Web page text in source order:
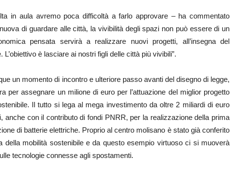
in aula avremo poca difficoltà a farlo approvare – ha commentato
di guardare alle città, la vivibilità degli spazi non può essere di un
pensata servirà a realizzare nuovi progetti, all’insegna del
è lasciare ai nostri figli delle città più vivibili”.
un momento di incontro e ulteriore passo avanti del disegno di legge,
per assegnare un milione di euro per l’attuazione del miglior progetto
Il tutto si lega al mega investimento da oltre 2 miliardi di euro
anche con il contributo di fondi PNRR, per la realizzazione della prima
di batterie elettriche. Proprio al centro molisano è stato già conferito
della mobilità sostenibile e da questo esempio virtuoso ci si muoverà
tecnologie connesse agli spostamenti.